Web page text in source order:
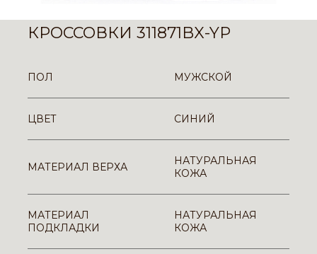
КРОССОВКИ 311871BX-YP
ПОЛ МУЖСКОЙ
ЦВЕТ СИНИЙ
МАТЕРИАЛ ВЕРХА
НАТУРАЛЬНАЯ
КОЖА
МАТЕРИАЛ
ПОДКЛАДКИ
НАТУРАЛЬНАЯ
КОЖА